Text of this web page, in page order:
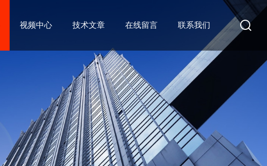
视频中心 技术文章 在线留言 联系我们